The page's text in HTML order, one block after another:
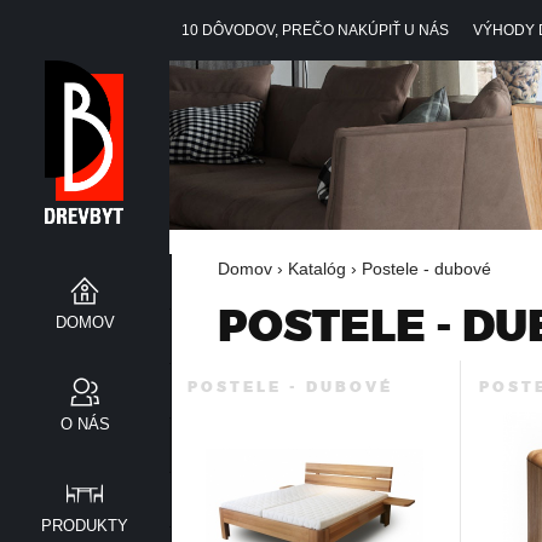
DOMOV
O NÁS
PRODUKTY
stolíky a lavice
10 DÔVODOV, PREČO NAKÚPIŤ U NÁS VÝHODY
N
A
Domov › Katalóg › Postele - dubové
POSTELE -
POSTELE - DUBOVÉ